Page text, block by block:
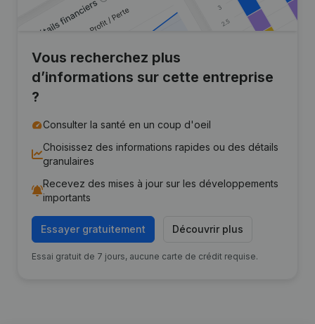
Vous recherchez plus
d’informations sur cette entreprise
?
Consulter la santé en un coup d'oeil
Choisissez des informations rapides ou des détails
granulaires
Recevez des mises à jour sur les développements
importants
Essayer gratuitement Découvrir plus
Essai gratuit de 7 jours, aucune carte de crédit requise.